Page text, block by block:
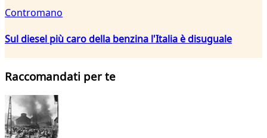
Contromano
Sul diesel più caro della benzina l'Italia è disuguale
Raccomandati per te